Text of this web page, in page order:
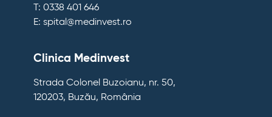
T: 0338 401 646
E: spital@medinvest.ro
Clinica Medinvest
Strada Colonel Buzoianu, nr. 50,
120203, Buzău, România